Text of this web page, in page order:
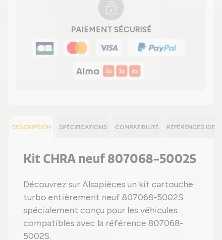
PAIEMENT SÉCURISÉ
DESCRIPTION SPÉCIFICATIONS COMPATIBILITÉ RÉFÉRENCES
Kit CHRA neuf 807068-5002S
Découvrez sur Alsapièces un kit cartouche
turbo entièrement neuf 807068-5002S
spécialement conçu pour les véhicules
compatibles avec la référence 807068-
5002S.